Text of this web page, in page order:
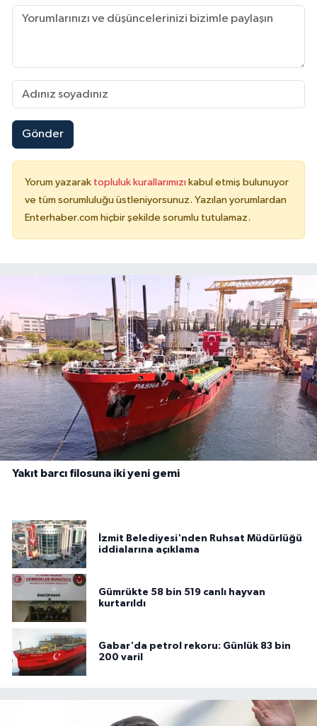
Gönder
Yorum yazarak topluluk kurallarımızı kabul etmiş bulunuyor
ve tüm sorumluluğu üstleniyorsunuz. Yazılan yorumlardan
Enterhaber.com hiçbir şekilde sorumlu tutulamaz.
Yakıt barcı filosuna iki yeni gemi
İzmit Belediyesi'nden Ruhsat Müdürlüğü
iddialarına açıklama
Gümrükte 58 bin 519 canlı hayvan
kurtarıldı
Gabar'da petrol rekoru: Günlük 83 bin
200 varil